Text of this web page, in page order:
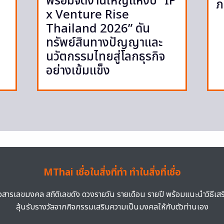
x Venture Rise
Thailand 2026” ดัน
ทรัพย์สินทางปัญญาและ
นวัตกรรมไทยสู่โลกธุรกิจ
อย่างเข้มแข็ง
MThai เชื่อในสิ่งที่ทำ ทำในสิ่งที่เชื่อ
สารเลขมงคล สถิติเลขดัง ดวงรายวัน รายเดือน รายปี พร้อมแนะนำวิธีเส
ลุ้นรับรางวัลจากกิจกรรมเสริมความเป็นมงคลให้กับตัวท่านเอง